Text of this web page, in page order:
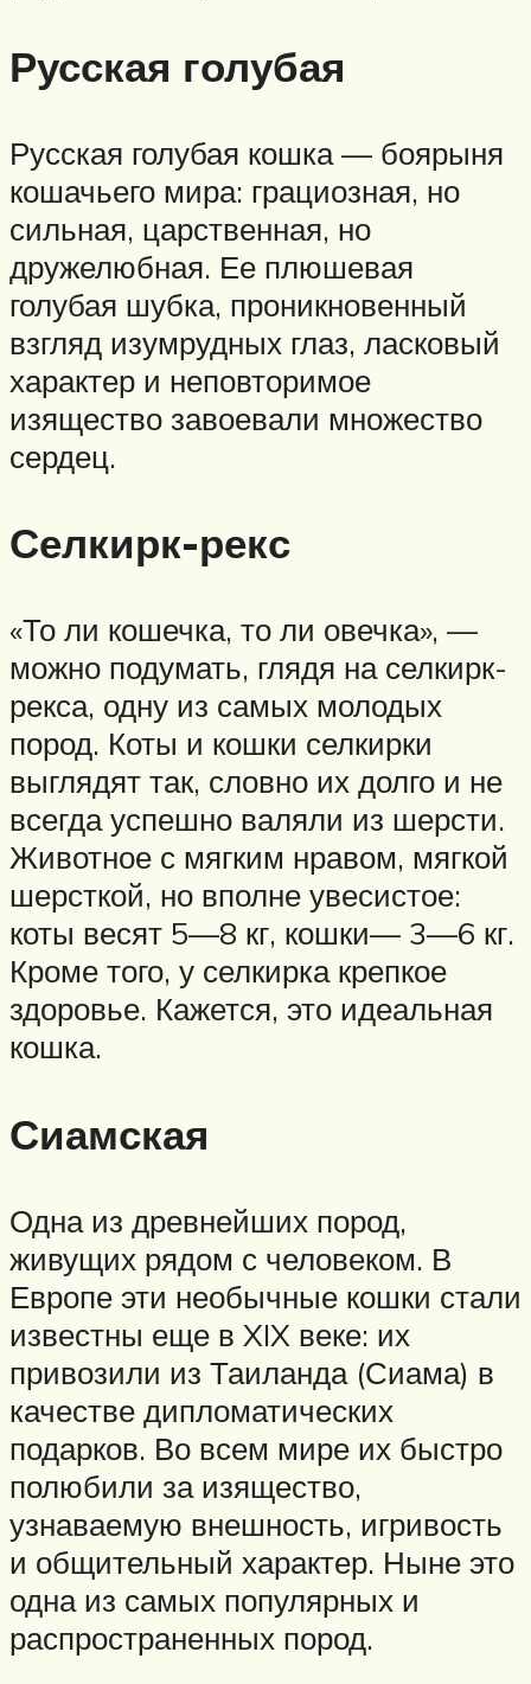
Русская голубая
Русская голубая кошка — боярыня
кошачьего мира: грациозная, но
сильная, царственная, но
дружелюбная. Ее плюшевая
голубая шубка, проникновенный
взгляд изумрудных глаз, ласковый
характер и неповторимое
изящество завоевали множество
сердец.
Селкирк-рекс
«То ли кошечка, то ли овечка», —
можно подумать, глядя на селкирк-
рекса, одну из самых молодых
пород. Коты и кошки селкирки
выглядят так, словно их долго и не
всегда успешно валяли из шерсти.
Животное с мягким нравом, мягкой
шерсткой, но вполне увесистое:
коты весят 5—8 кг, кошки— 3—6 кг.
Кроме того, у селкирка крепкое
здоровье. Кажется, это идеальная
кошка.
Сиамская
Одна из древнейших пород,
живущих рядом с человеком. В
Европе эти необычные кошки стали
известны еще в XIX веке: их
привозили из Таиланда (Сиама) в
качестве дипломатических
подарков. Во всем мире их быстро
полюбили за изящество,
узнаваемую внешность, игривость
и общительный характер. Ныне это
одна из самых популярных и
распространенных пород.